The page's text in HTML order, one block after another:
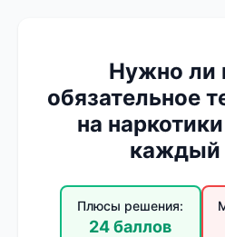
Нужно ли
обязательное
на
каждый
Плюсы решения:
24 баллов